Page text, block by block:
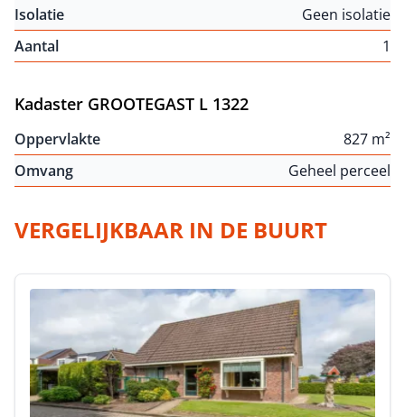
Isolatie
Geen isolatie
Aantal
1
Kadaster GROOTEGAST L 1322
Oppervlakte
827 m²
Omvang
Geheel perceel
VERGELIJKBAAR IN DE BUURT